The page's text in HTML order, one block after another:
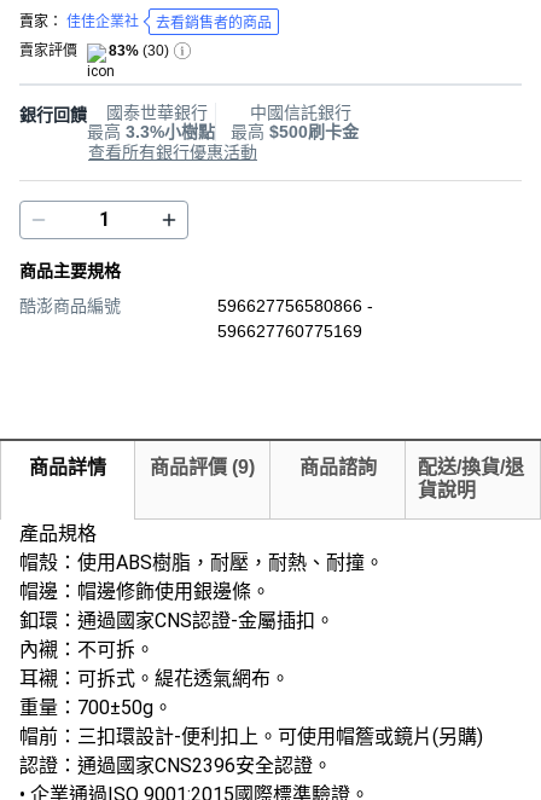
賣家： 佳佳企業社
去看銷售者的商品
賣家評價
83% (30)
銀行回饋
國泰世華銀行
最高 3.3%小樹點
中國信託銀行
最高 $500刷卡金
查看所有銀行優惠活動
商品主要規格
酷澎商品編號
596627756580866 -
596627760775169
商品詳情 商品評價 (9) 商品諮詢
配送/換貨/退
貨說明
產品規格
帽殼：使用ABS樹脂，耐壓，耐熱、耐撞。
帽邊：帽邊修飾使用銀邊條。
釦環：通過國家CNS認證-金屬插扣。
內襯：不可拆。
耳襯：可拆式。緹花透氣網布。
重量：700±50g。
帽前：三扣環設計-便利扣上。可使用帽簷或鏡片(另購)
認證：通過國家CNS2396安全認證。
• 企業通過ISO 9001:2015國際標準驗證。